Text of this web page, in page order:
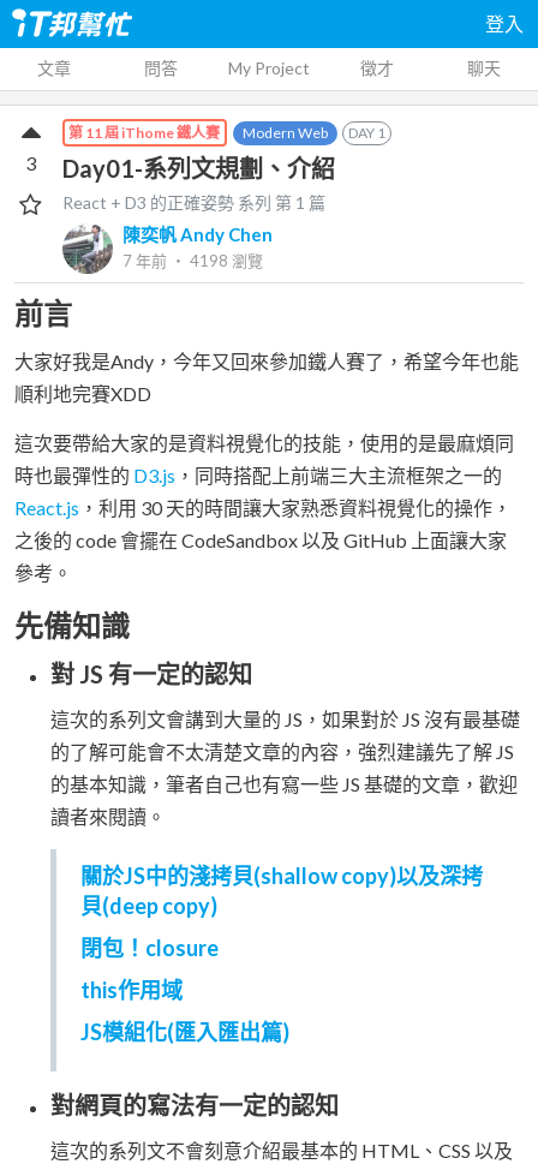
登入
文章 問答 My Project 徵才 聊天
第 11 屆 iThome 鐵人賽 Modern Web DAY 1
Day01-系列文規劃、介紹
React + D3 的正確姿勢 系列 第 1 篇
陳奕帆 Andy Chen
7 年前 ‧ 4198 瀏覽
3
前言
大家好我是Andy，今年又回來參加鐵人賽了，希望今年也能
順利地完賽XDD
這次要帶給大家的是資料視覺化的技能，使用的是最麻煩同
時也最彈性的 D3.js ，同時搭配上前端三大主流框架之一的
React.js ，利用 30 天的時間讓大家熟悉資料視覺化的操作，
之後的 code 會擺在 CodeSandbox 以及 GitHub 上面讓大家
參考。
先備知識
對 JS 有一定的認知
這次的系列文會講到大量的 JS，如果對於 JS 沒有最基礎
的了解可能會不太清楚文章的內容，強烈建議先了解 JS
的基本知識，筆者自己也有寫一些 JS 基礎的文章，歡迎
讀者來閱讀。
關於JS中的淺拷貝(shallow copy)以及深拷
貝(deep copy)
閉包！closure
this作用域
JS模組化(匯入匯出篇)
對網頁的寫法有一定的認知
這次的系列文不會刻意介紹最基本的 HTML、CSS 以及